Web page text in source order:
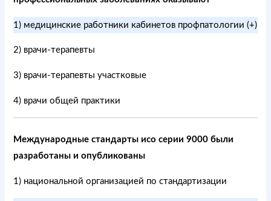
1) медицинские работники кабинетов профпатологии (+)
2) врачи-терапевты
3) врачи-терапевты участковые
4) врачи общей практики
Международные стандарты исо серии 9000 были
разработаны и опубликованы
1) национальной организацией по стандартизации